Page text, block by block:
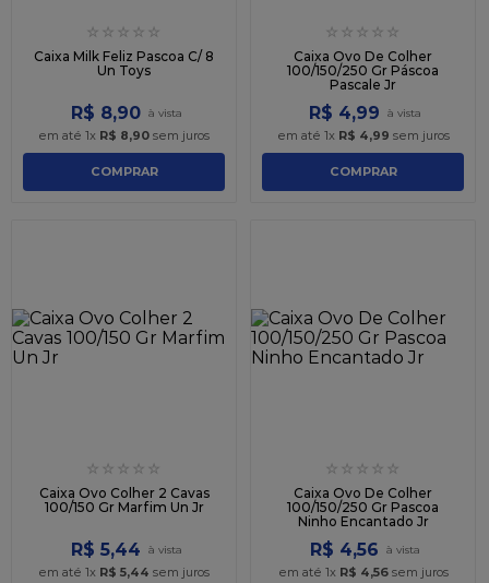
☆ ☆ ☆ ☆ ☆
Caixa Milk Feliz Pascoa C/ 8
Un Toys
R$ 8,90
em até 1x R$ 8,90 sem juros
COMPRAR
☆ ☆ ☆ ☆ ☆
Caixa Ovo De Colher
100/150/250 Gr Páscoa
Pascale Jr
R$ 4,99
em até 1x R$ 4,99 sem juros
COMPRAR
☆ ☆ ☆ ☆ ☆
Caixa Ovo Colher 2 Cavas
100/150 Gr Marfim Un Jr
R$ 5,44
em até 1x R$ 5,44 sem juros
☆ ☆ ☆ ☆ ☆
Caixa Ovo De Colher
100/150/250 Gr Pascoa
Ninho Encantado Jr
R$ 4,56
em até 1x R$ 4,56sem juros